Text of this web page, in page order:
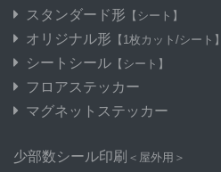
スタンダード形 【シート】
オリジナル形 【1枚カット/シート】
シートシール 【シート】
フロアステッカー
マグネットステッカー
少部数シール印刷 ＜屋外用＞